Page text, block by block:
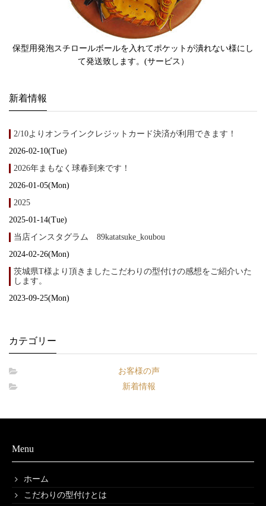
保型用発泡スチロールボールを入れてポケットが潰れない様にし
て発送致します。(サービス）
新着情報
2/10よりオンラインクレジットカード決済が利用できます！
2026-02-10(Tue)
2026年まもなく球春到来です！
2026-01-05(Mon)
2025
2025-01-14(Tue)
当店インスタグラム 89katatsuke_koubou
2024-02-26(Mon)
茨城県T様より頂きましたこだわりの型付けの感想をご紹介いた
します。
2023-09-25(Mon)
カテゴリー
お客様の声
新着情報
Menu
ホーム
こだわりの型付けとは